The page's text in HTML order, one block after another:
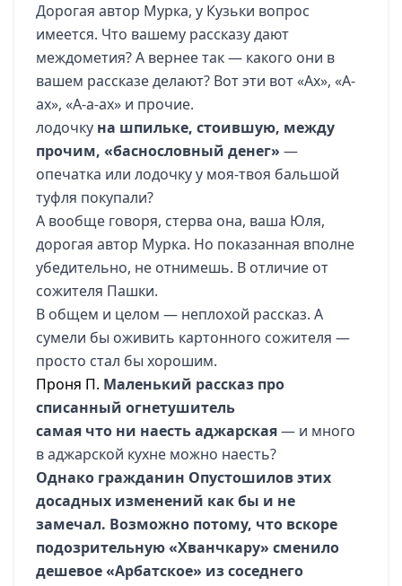
Дорогая автор Мурка, у Кузьки вопрос
имеется. Что вашему рассказу дают
междометия? А вернее так — какого они в
вашем рассказе делают? Вот эти вот «Ах», «А-
ах», «А-а-ах» и прочие.
лодочку на шпильке, стоившую, между
прочим, «баснословный денег» —
опечатка или лодочку у моя-твоя бальшой
туфля покупали?
А вообще говоря, стерва она, ваша Юля,
дорогая автор Мурка. Но показанная вполне
убедительно, не отнимешь. В отличие от
сожителя Пашки.
В общем и целом — неплохой рассказ. А
сумели бы оживить картонного сожителя —
просто стал бы хорошим.
Проня П. Маленький рассказ про
списанный огнетушитель
самая что ни наесть аджарская— и много
в аджарской кухне можно наесть?
Однако гражданин Опустошилов этих
досадных изменений как бы и не
замечал. Возможно потому, что вскоре
подозрительную «Хванчкару» сменило
дешевое «Арбатское» из соседнего